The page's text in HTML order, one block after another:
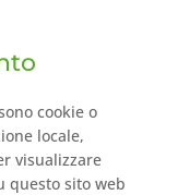
cookie o
locale,
visualizzare
questo sito web